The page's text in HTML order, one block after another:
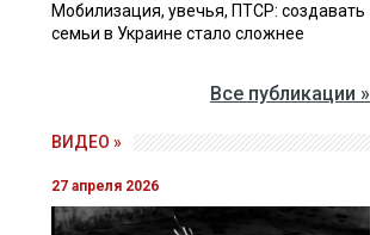
Мобилизация, увечья, ПТСР: создавать
семьи в Украине стало сложнее
Все публикации »
ВИДЕО »
27 апреля 2026